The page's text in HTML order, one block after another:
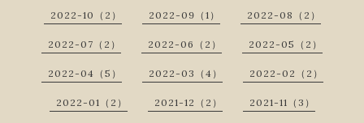
2022-10（2） 2022-09（1） 2022-08（2）
2022-07（2） 2022-06（2） 2022-05（2）
2022-04（5） 2022-03（4） 2022-02（2）
2022-01（2） 2021-12（2） 2021-11（3）